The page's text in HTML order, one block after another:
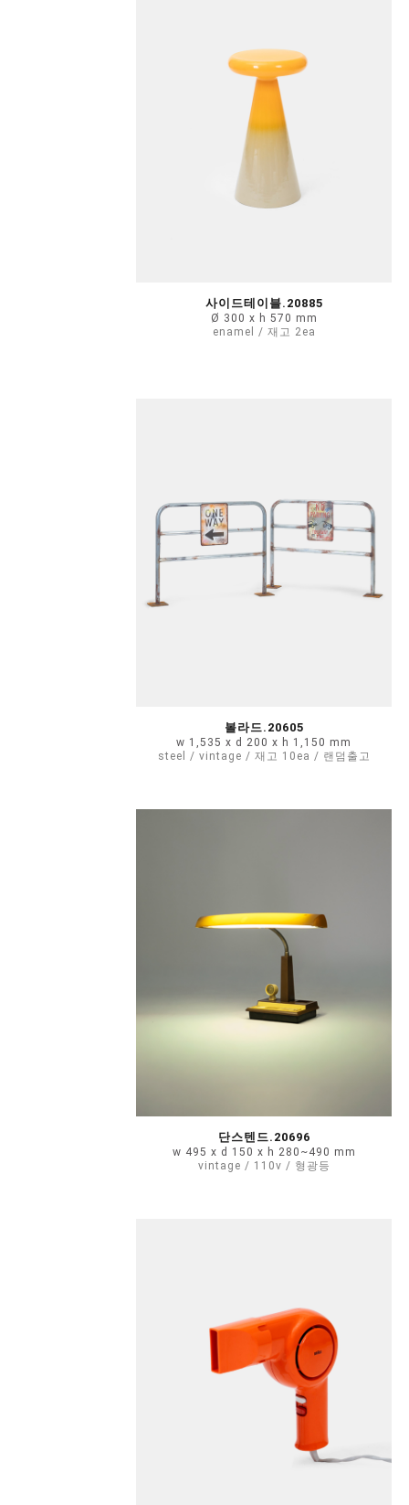
사이드테이블.20885
Ø 300 x h 570 mm
enamel / 재고 2ea
볼라드.20605
w 1,535 x d 200 x h 1,150 mm
steel / vintage / 재고 10ea / 랜덤출고
단스텐드.20696
w 495 x d 150 x h 280~490 mm
vintage / 110v / 형광등